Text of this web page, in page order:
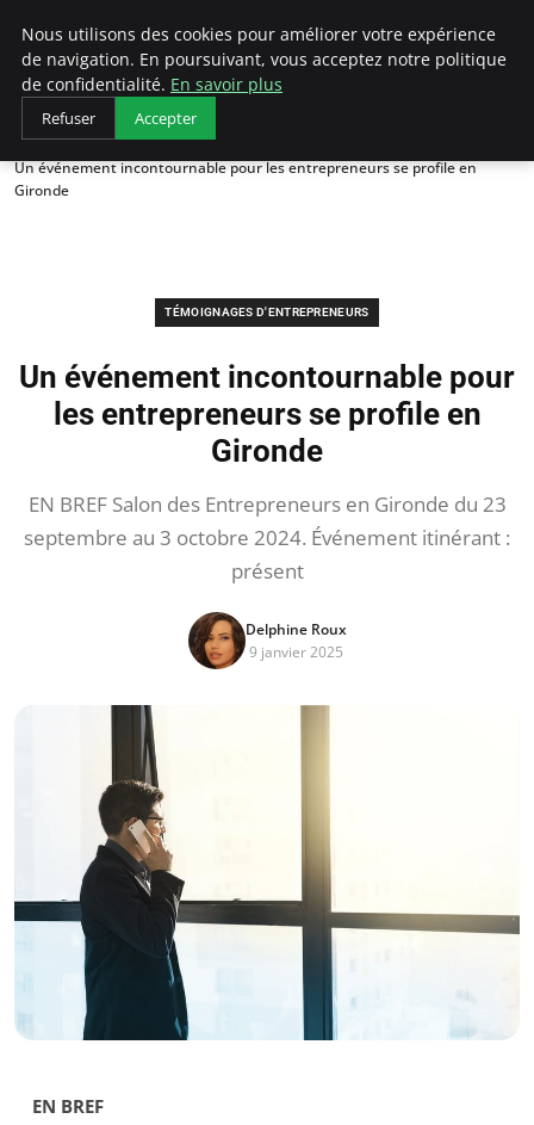
LECFCM
Accueil
Témoignages d'entrepreneurs
Un événement incontournable pour les entrepreneurs se profile en
Gironde
TÉMOIGNAGES D'ENTREPRENEURS
Un événement incontournable pour
les entrepreneurs se profile en
Gironde
EN BREF Salon des Entrepreneurs en Gironde du 23
septembre au 3 octobre 2024. Événement itinérant :
présent
Delphine Roux
9 janvier 2025
EN BREF
Nous utilisons des cookies pour améliorer votre expérience
de navigation. En poursuivant, vous acceptez notre politique
de confidentialité. En savoir plus
Refuser Accepter